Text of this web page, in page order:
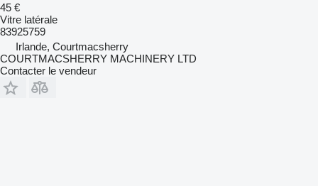
45 €
Vitre latérale
83925759
Irlande, Courtmacsherry
COURTMACSHERRY MACHINERY LTD
Contacter le vendeur